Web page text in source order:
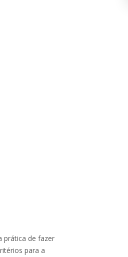
prática de fazer
para a